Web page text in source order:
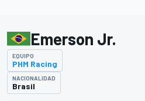
Emerson Jr.
EQUIPO
PHM Racing
NACIONALIDAD
Brasil